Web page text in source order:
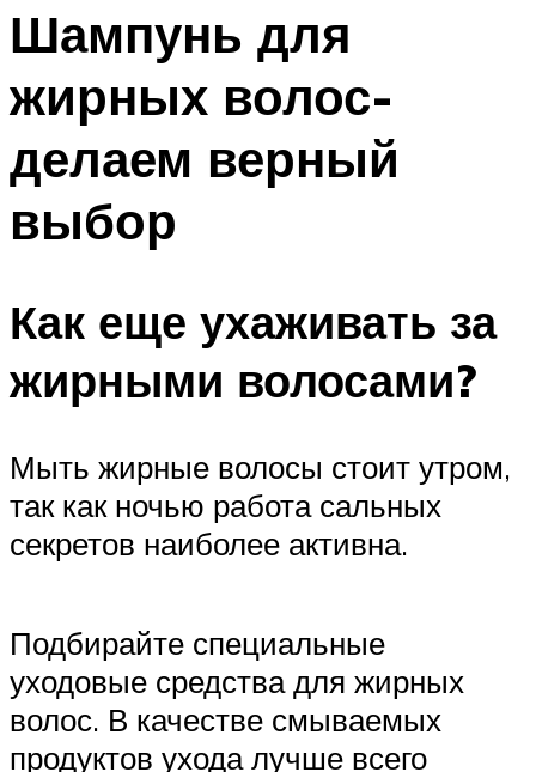
Шампунь для
жирных волос-
делаем верный
выбор
Как еще ухаживать за
жирными волосами?
Мыть жирные волосы стоит утром,
так как ночью работа сальных
секретов наиболее активна.
Подбирайте специальные
уходовые средства для жирных
волос. В качестве смываемых
продуктов ухода лучше всего